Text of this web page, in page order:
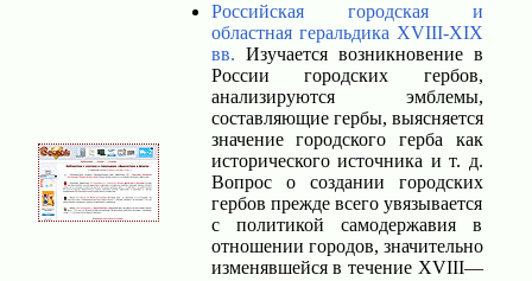
Российская городская и
областная геральдика XVIII-XIX
вв. Изучается возникновение в
России городских гербов,
анализируются эмблемы,
составляющие гербы, выясняется
значение городского герба как
исторического источника и т. д.
Вопрос о создании городских
гербов прежде всего увязывается
с политикой самодержавия в
отношении городов, значительно
изменявшейся в течение XVIII—